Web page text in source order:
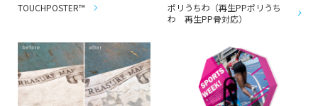
TOUCHPOSTER™
ポリうちわ（再生PPポリうち
わ 再生PP骨対応）